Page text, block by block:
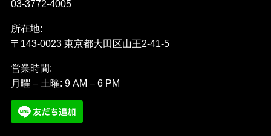
03-3772-4005
所在地:
〒143-0023 東京都大田区山王2-41-5
営業時間:
月曜 – 土曜: 9 AM – 6 PM